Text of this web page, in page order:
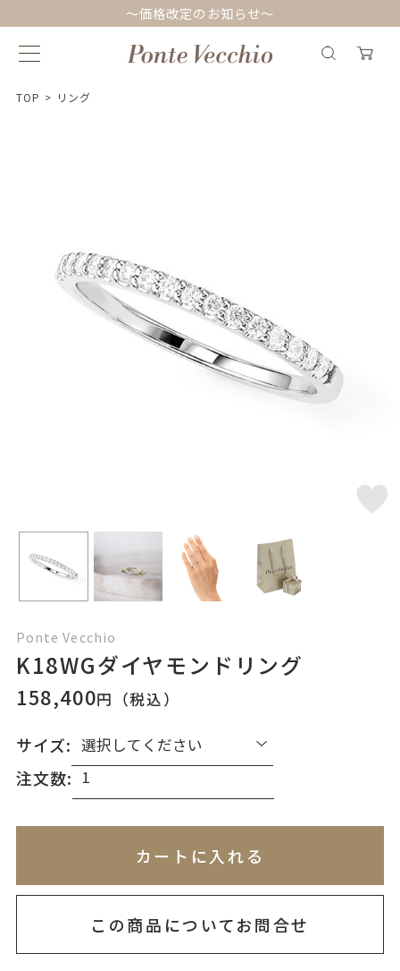
～価格改定のお知らせ～
TOP > リング
Ponte Vecchio
K18WGダイヤモンドリング
158,400円（税込）
サイズ:
注文数:
希望する
希望しない
お届け目安：約1ヶ月半以内
カートに入れる
この商品についてお問合せ